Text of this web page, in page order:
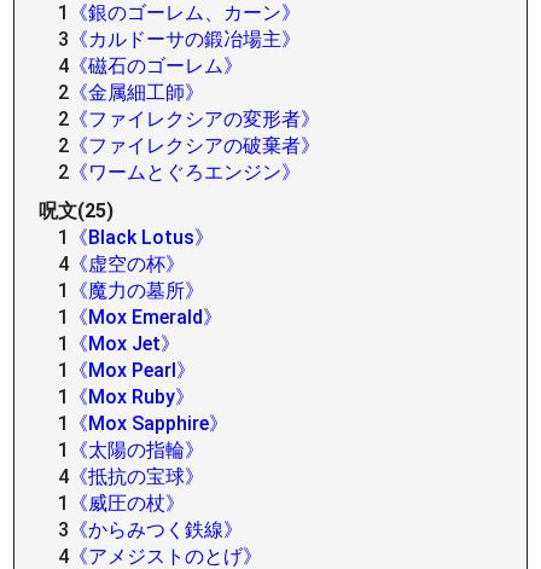
1
《銀のゴーレム、カーン》
3 《カルドーサの鍛冶場主》
4 《磁石のゴーレム》
2 《金属細工師》
2 《ファイレクシアの変形者》
2 《ファイレクシアの破棄者》
2 《ワームとぐろエンジン》
呪文(25)
1
《Black Lotus》
4 《虚空の杯》
1
《魔力の墓所》
1
《Mox Emerald》
1
《Mox Jet》
1
《Mox Pearl》
1
《Mox Ruby》
1
《Mox Sapphire》
1
《太陽の指輪》
4 《抵抗の宝球》
1
《威圧の杖》
3 《からみつく鉄線》
4 《アメジストのとげ》